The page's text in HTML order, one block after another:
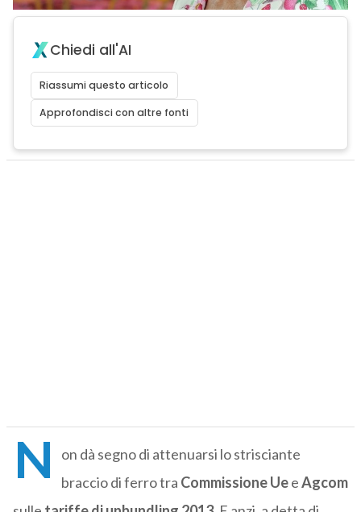
Chiedi all'AI
Riassumi questo articolo
Approfondisci con altre fonti
N
on dà segno di attenuarsi lo strisciante
braccio di ferro tra Commissione UeeAgcom